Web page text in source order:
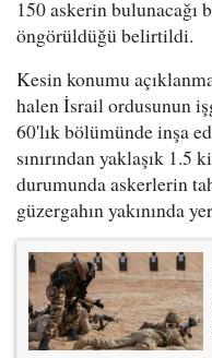
150 askerin bulunacağı
öngörüldüğü belirtildi.
Kesin konumu
halen İsrail ordusunun
60'lık bölümünde inşa
sınırından yaklaşık 1.5
durumunda askerlerin
güzergahın yakınında